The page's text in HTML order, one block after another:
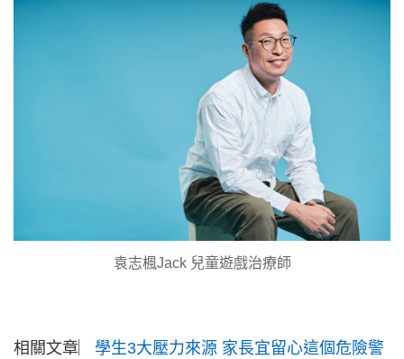
袁志楓Jack 兒童遊戲治療師
相關文章︳ 學生3大壓力來源 家長宜留心這個危險警